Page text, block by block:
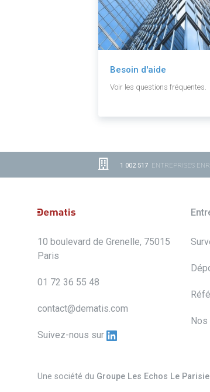
Besoin d'aide
Voir les questions fréquentes.
1 002 517 ENTREPRISES
10 boulevard de Grenelle, 75015
Paris
01 72 36 55 48
contact@dematis.com
Suivez-nous sur
Une société du Groupe Les Echos Le